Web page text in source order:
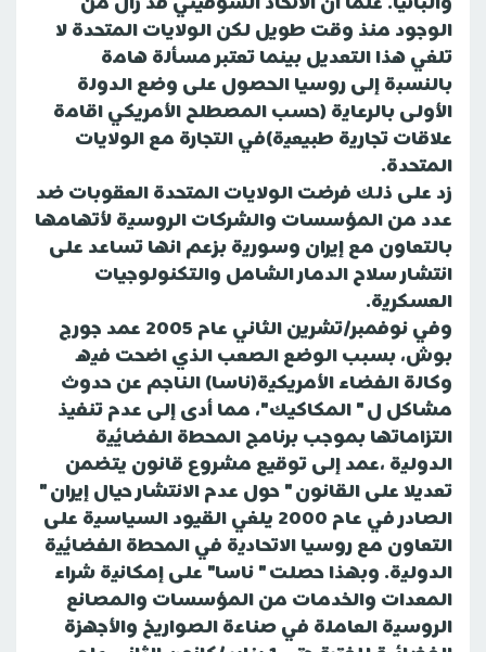
الوجود منذ وقت طويل لكن الولايات المتحدة لا
تلغي هذا التعديل بينما تعتبر مسألة هامة
بالنسبة إلى روسيا الحصول على وضع الدولة
الأولى بالرعاية (حسب المصطلح الأمريكي اقامة
علاقات تجارية طبيعية)في التجارة مع الولايات
المتحدة.
زد على ذلك فرضت الولايات المتحدة العقوبات ضد
عدد من المؤسسات والشركات الروسية لأتهامها
بالتعاون مع إيران وسورية بزعم انها تساعد على
انتشار سلاح الدمار الشامل والتكنولوجيات
العسكرية.
وفي نوفمبر/تشرين الثاني عام 2005 عمد جورج
بوش، بسبب الوضع الصعب الذي اضحت فيه
وكالة الفضاء الأمريكية(ناسا) الناجم عن حدوث
مشاكل ل " المكاكيك"، مما أدى إلى عدم تنفيذ
التزاماتها بموجب برنامج المحطة الفضائية
الدولية ،عمد إلى توقيع مشروع قانون يتضمن
تعديلا على القانون " حول عدم الانتشار حيال إيران "
الصادر في عام 2000 يلغي القيود السياسية على
التعاون مع روسيا الاتحادية في المحطة الفضائية
الدولية. وبهذا حصلت " ناسا" على إمكانية شراء
المعدات والخدمات من المؤسسات والمصانع
الروسية العاملة في صناعة الصواريخ والأجهزة